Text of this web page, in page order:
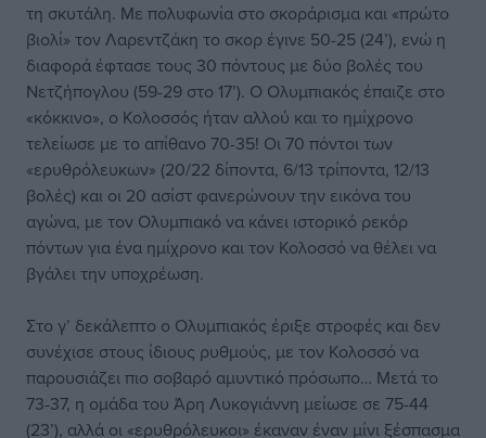
τη σκυτάλη. Με πολυφωνία στο σκοράρισμα και «πρώτο
βιολί» τον Λαρεντζάκη το σκορ έγινε 50-25 (24’), ενώ η
διαφορά έφτασε τους 30 πόντους με δύο βολές του
Νετζήπογλου (59-29 στο 17’). Ο Ολυμπιακός έπαιζε στο
«κόκκινο», ο Κολοσσός ήταν αλλού και το ημίχρονο
τελείωσε με το απίθανο 70-35! Οι 70 πόντοι των
«ερυθρόλευκων» (20/22 δίποντα, 6/13 τρίποντα, 12/13
βολές) και οι 20 ασίστ φανερώνουν την εικόνα του
αγώνα, με τον Ολυμπιακό να κάνει ιστορικό ρεκόρ
πόντων για ένα ημίχρονο και τον Κολοσσό να θέλει να
βγάλει την υποχρέωση.
Στο γ’ δεκάλεπτο ο Ολυμπιακός έριξε στροφές και δεν
συνέχισε στους ίδιους ρυθμούς, με τον Κολοσσό να
παρουσιάζει πιο σοβαρό αμυντικό πρόσωπο… Μετά το
73-37, η ομάδα του Άρη Λυκογιάννη μείωσε σε 75-44
(23’), αλλά οι «ερυθρόλευκοι» έκαναν έναν μίνι ξέσπασμα